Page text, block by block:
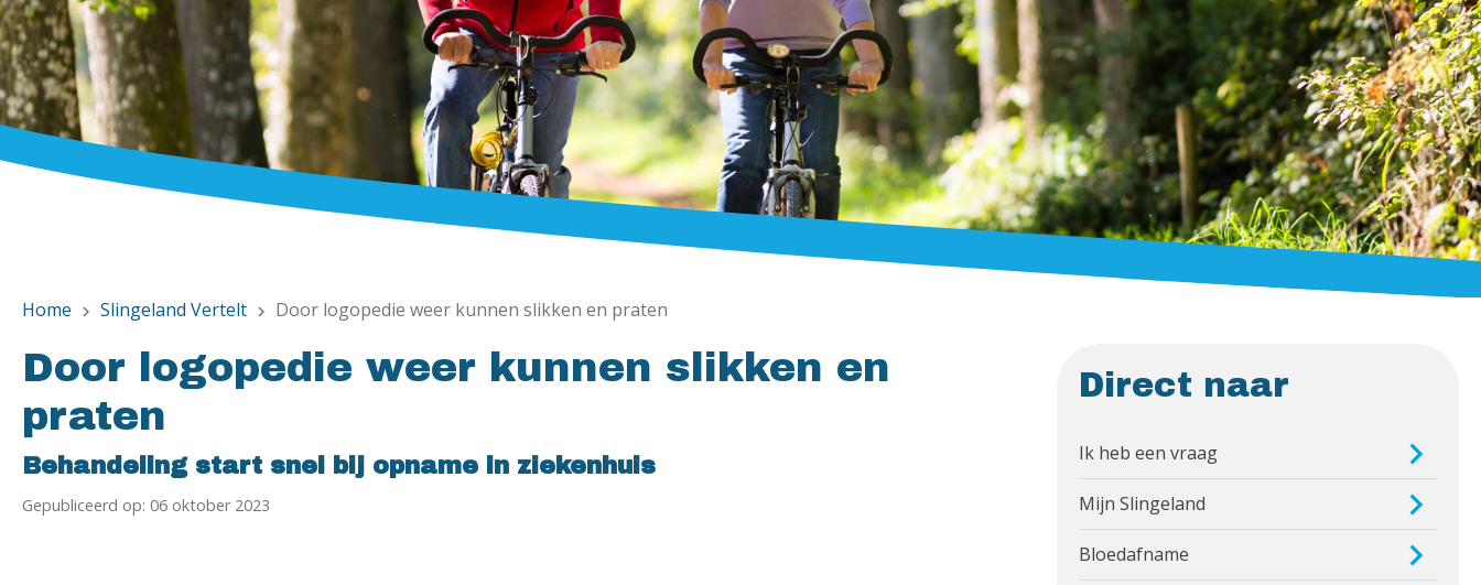
Home chevron_right Slingeland Vertelt chevron_right Door logopedie weer kunnen slikken en praten
Door logopedie weer kunnen slikken en
praten
Behandeling start snel bij opname in ziekenhuis
Gepubliceerd op: 06 oktober 2023
Direct naar
Ik heb een vraag
Mijn Slingeland
Bloedafname